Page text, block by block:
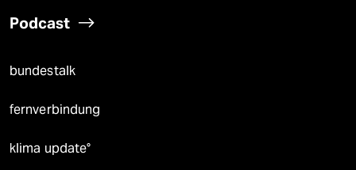
Podcast
bundestalk
fernverbindung
klima update°